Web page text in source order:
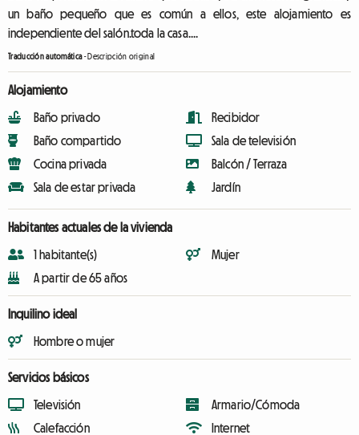
un baño pequeño que es común a ellos, este alojamiento es
independiente del salón.toda la casa....
Traducción automática-Descripción original
Alojamiento
Baño privado
Baño compartido
Cocina privada
Sala de estar privada
Recibidor
Sala de televisión
Balcón / Terraza
Jardín
Habitantes actuales de la vivienda
1 habitante(s)
A partir de 65 años
Mujer
Inquilino ideal
Hombre o mujer
Servicios básicos
Televisión
Calefacción
Armario/Cómoda
Internet